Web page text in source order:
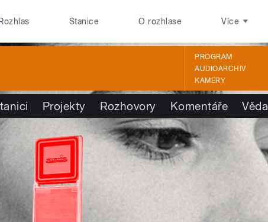
Stanice O rozhlase Více
PROGRAM
AUDIOARCHIV
KAMERY
Projekty Rozhovory Komentáře Věda